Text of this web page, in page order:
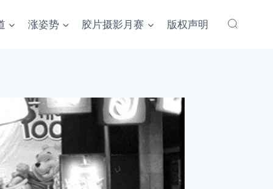
涨姿势 胶片摄影月赛 版权声明